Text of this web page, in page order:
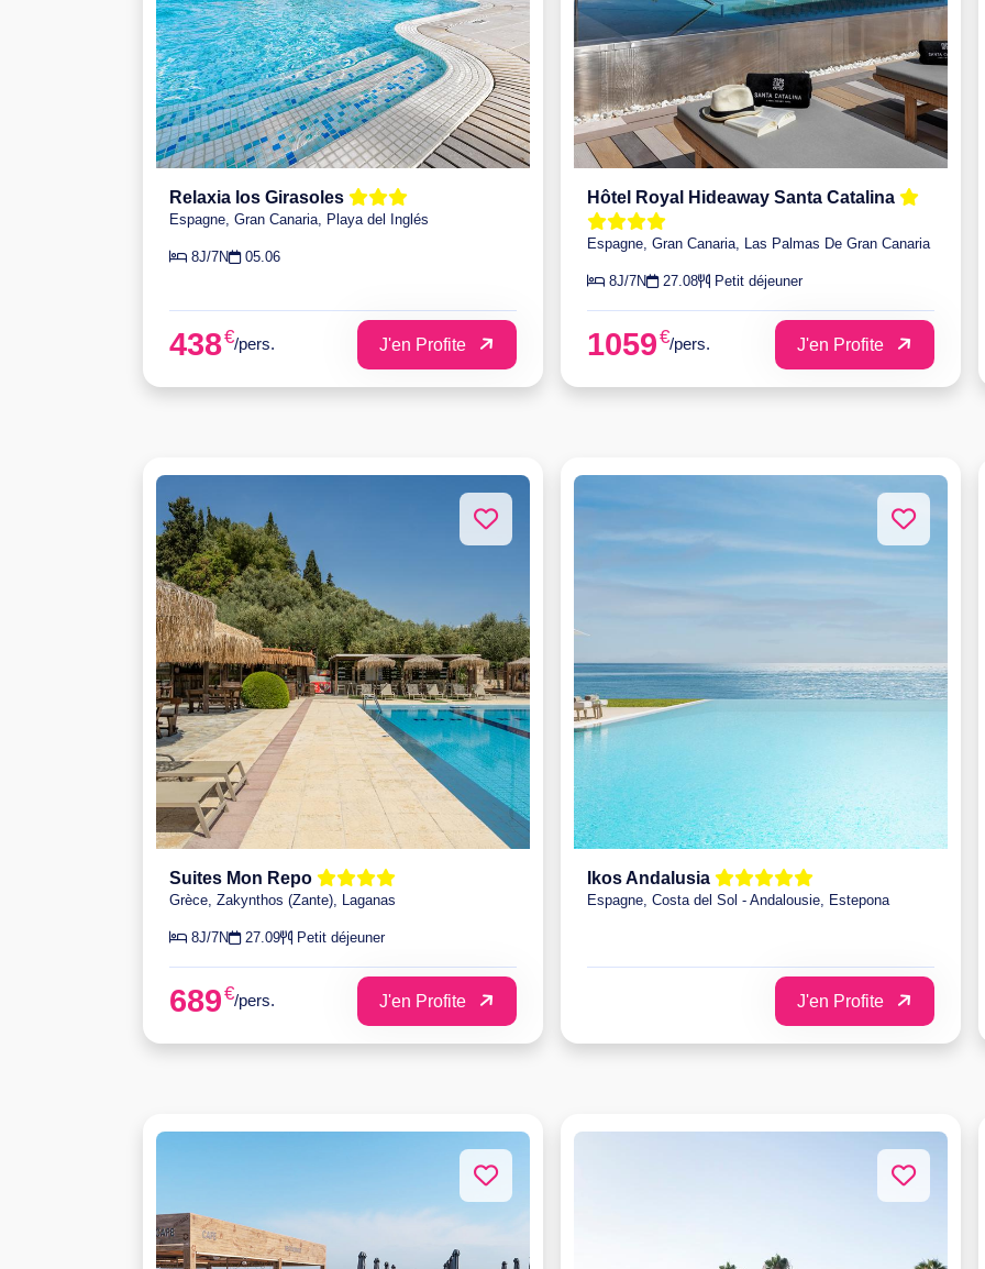
Relaxia los Girasoles
Espagne, Gran Canaria, Playa del Inglés
8J/7N 05.06
438€/pers. J'en Profite
Hôtel Royal Hideaway Santa Catalina
Espagne, Gran Canaria, Las Palmas De Gran Canaria
8J/7N 27.08 Petit déjeuner
1059€/pers. J'en Profite
Suites Mon Repo
Grèce, Zakynthos (Zante), Laganas
8J/7N 27.09 Petit déjeuner
689€/pers. J'en Profite
Ikos Andalusia
Espagne, Costa del Sol - Andalousie, Estepona
J'en Profite